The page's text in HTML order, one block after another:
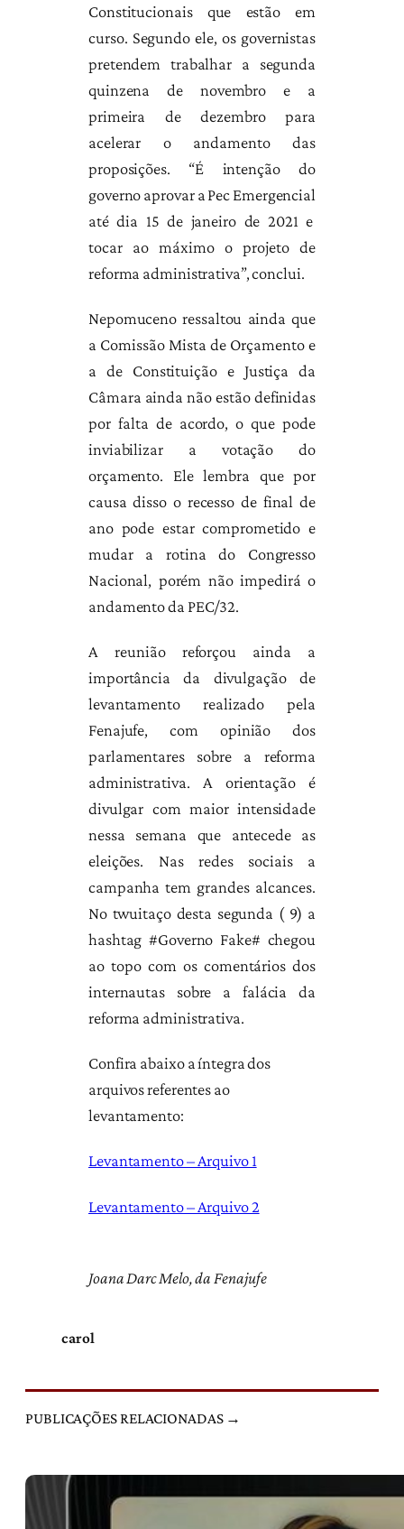
Constitucionais que estão em
curso. Segundo ele, os governistas
pretendem trabalhar a segunda
quinzena de novembro e a
primeira de dezembro para
acelerar o andamento das
proposições. “É intenção do
governo aprovar a Pec Emergencial
até dia 15 de janeiro de 2021 e
tocar ao máximo o projeto de
reforma administrativa”, conclui.
Nepomuceno ressaltou ainda que
a Comissão Mista de Orçamento e
a de Constituição e Justiça da
Câmara ainda não estão definidas
por falta de acordo, o que pode
inviabilizar a votação do
orçamento. Ele lembra que por
causa disso o recesso de final de
ano pode estar comprometido e
mudar a rotina do Congresso
Nacional, porém não impedirá o
andamento da PEC/32.
A reunião reforçou ainda a
importância da divulgação de
levantamento realizado pela
Fenajufe, com opinião dos
parlamentares sobre a reforma
administrativa. A orientação é
divulgar com maior intensidade
nessa semana que antecede as
eleições. Nas redes sociais a
campanha tem grandes alcances.
No twuitaço desta segunda ( 9) a
hashtag #Governo Fake# chegou
ao topo com os comentários dos
internautas sobre a falácia da
reforma administrativa.
Confira abaixo a íntegra dos
arquivos referentes ao
levantamento:
Levantamento – Arquivo 1
Levantamento – Arquivo 2
Joana Darc Melo, da Fenajufe
carol
PUBLICAÇÕES RELACIONADAS →